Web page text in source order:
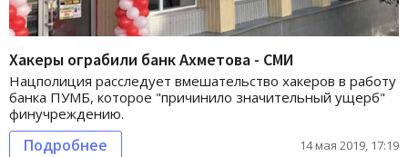
Хакеры ограбили банк Ахметова - СМИ
Нацполиция расследует вмешательство хакеров в работу
банка ПУМБ, которое "причинило значительный ущерб"
финучреждению.
Подробнее 14 мая 2019, 17:19